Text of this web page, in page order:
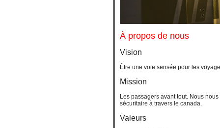
À propos de nous
Vision
Être une voie sensée pour les
Mission
Les passagers avant tout. Nous
sécuritaire à travers le canada.
Valeurs